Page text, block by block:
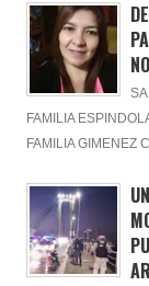
FAMILIA
FAMILIA GIMENEZ